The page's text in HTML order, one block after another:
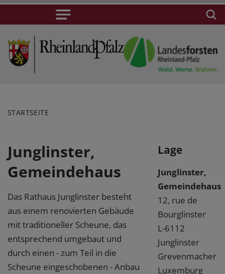
STARTSEITE
Junglinster,
Gemeindehaus
Das Rathaus Junglinster besteht
aus einem renovierten Gebäude
mit traditioneller Scheune, das
entsprechend umgebaut und
durch einen - zum Teil in die
Scheune eingeschobenen - Anbau
Lage
Junglinster,
Gemeindehaus
12, rue de
Bourglinster
L-6112
Junglinster
Grevenmacher
Luxemburg